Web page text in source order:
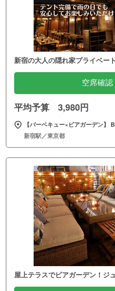
新宿の大人の隠れ家プライベー
空席確認
平均予算 3,980円
【バーベキュー×ビアガーデン】
新宿駅／東京都
屋上テラスでビアガーデン！ジ